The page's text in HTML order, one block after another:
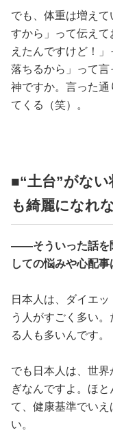
でも、体重は増え
すから」って伝え
えたんですけど！
落ちるから」って言
神ですか。言った
てくる（笑）。
■“土台”がな
も綺麗になれ
――そういった話を
しての悩みや心配事
日本人は、ダイエ
う人がすごく多い
る人も多いんです。
でも日本人は、世
ぎなんですよ。ほ
て、健康基準でい
い。